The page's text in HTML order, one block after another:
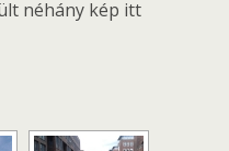
néhány kép itt